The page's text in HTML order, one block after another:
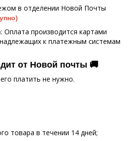
в отделении Новой Почты
: Оплата производится картами
к платежным системам
от Новой почты 🚚
платить не нужно.
товара в течении 14 дней;